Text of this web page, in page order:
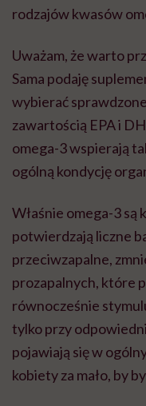
rodzajów kwasów
Uważam, że warto
Sama podaję
wybierać
zawartością EPA i
omega-3 wspierają
ogólną kondycję
Właśnie omega-3 są
potwierdzają liczne
przeciwzapalne,
prozapalnych, które
równocześnie
tylko przy
pojawiają się w
kobiety za mało, by